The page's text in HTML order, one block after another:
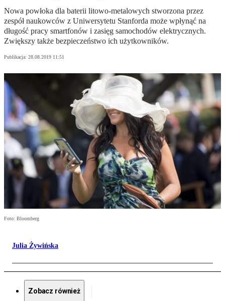
Nowa powłoka dla baterii litowo-metalowych stworzona przez
zespół naukowców z Uniwersytetu Stanforda może wpłynąć na
długość pracy smartfonów i zasięg samochodów elektrycznych.
Zwiększy także bezpieczeństwo ich użytkowników.
Publikacja: 28.08.2019 11:51
Foto: Bloomberg
Julia Żywińska
Zobacz również